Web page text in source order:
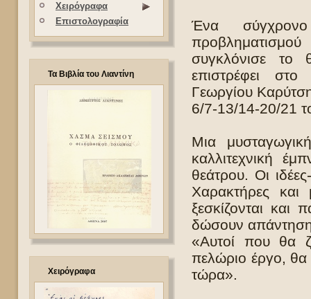
Χειρόγραφα
Επιστολογραφία
Τα Βιβλία του Λιαντίνη
Χειρόγραφα
Ένα σύγχρονο
συγκλόνισε το
επιστρέφει
Γεωργίου
6/7-13/14-20/21
Μια
καλλιτεχνική
θεάτρου. Οι
Χαρακτήρες και
ξεσκίζονται
δώσουν
«Αυτοί που θα
πελώριο έργο, θα
τώρα».